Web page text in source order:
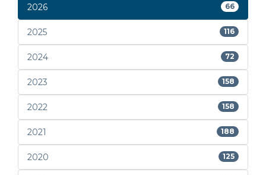
2026 66
2025 116
2024 72
2023 158
2022 158
2021 188
2020 125